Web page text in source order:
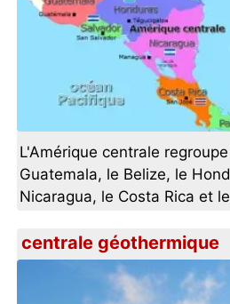
L'Amérique centrale
Guatemala, le Belize, le
Nicaragua, le Costa Rica et
centrale géothermique